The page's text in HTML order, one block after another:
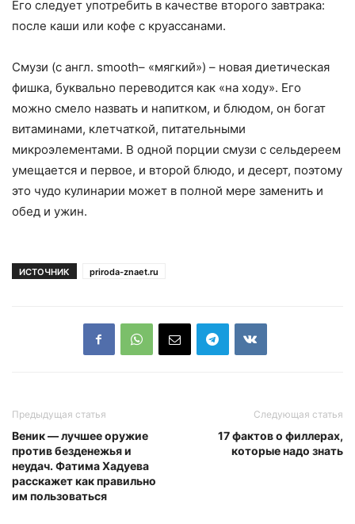
Его следует употребить в качестве второго завтрака:
после каши или кофе с круассанами.
Смузи (с англ. smooth– «мягкий») – новая диетическая
фишка, буквально переводится как «на ходу». Его
можно смело назвать и напитком, и блюдом, он богат
витаминами, клетчаткой, питательными
микроэлементами. В одной порции смузи с сельдереем
умещается и первое, и второй блюдо, и десерт, поэтому
это чудо кулинарии может в полной мере заменить и
обед и ужин.
ИСТОЧНИК priroda-znaet.ru
Предыдущая статья
Веник — лучшее оружие
против безденежья и
неудач. Фатима Хадуева
расскажет как правильно
им пользоваться
Следующая статья
17 фактов о филлерах,
которые надо знать